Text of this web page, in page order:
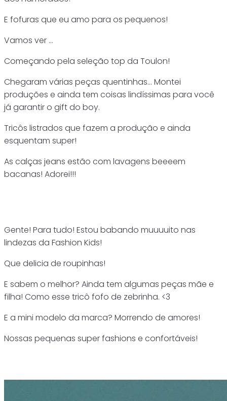
E fofuras que eu amo para os pequenos!
Vamos ver …
Começando pela seleção top da Toulon!
Chegaram várias peças quentinhas… Montei
produções e ainda tem coisas lindíssimas para você
já garantir o gift do boy.
Tricôs listrados que fazem a produção e ainda
esquentam super!
As calças jeans estão com lavagens beeeem
bacanas! Adorei!!!
Gente! Para tudo! Estou babando muuuuito nas
lindezas da Fashion Kids!
Que delicia de roupinhas!
E sabem o melhor? Ainda tem algumas peças mãe e
filha! Como esse tricô fofo de zebrinha. <3
E a mini modelo da marca? Morrendo de amores!
Nossas pequenas super fashions e confortáveis!